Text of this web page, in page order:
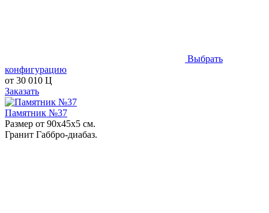
Выбрать
конфигурацию
от 30 010 Ц
Заказать
Памятник №37
Размер от 90х45х5 см.
Гранит Габбро-диабаз.